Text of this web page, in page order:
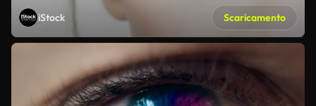
iStock Scaricamento